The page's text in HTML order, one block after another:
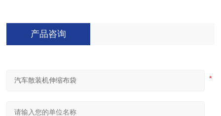
产品咨询